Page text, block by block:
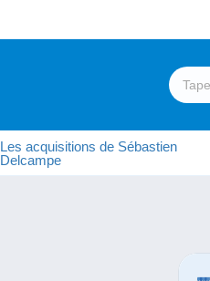
Les acquisitions de Sébastien
Delcampe